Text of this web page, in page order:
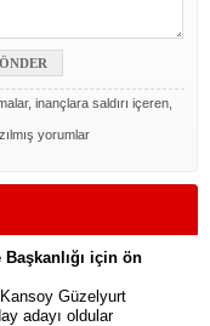
inançlara saldırı içeren,
yorumlar
için ön
Güzelyurt
adayı oldular